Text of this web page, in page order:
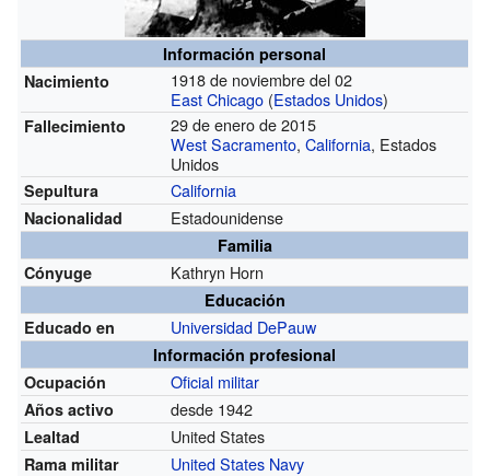
Información personal
Nacimiento
1918 de noviembre del 02
East Chicago (Estados Unidos)
Fallecimiento
29 de enero de 2015
West Sacramento,California, Estados
Unidos
Sepultura California
Nacionalidad Estadounidense
Familia
Cónyuge
Kathryn Horn
Educación
Educado en
Universidad DePauw
Información profesional
Ocupación
Oficial militar
Años activo desde 1942
Lealtad United States
Rama militar United States Navy